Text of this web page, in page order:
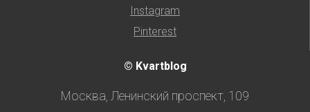
Instagram
Pinterest
© Kvartblog
Москва, Ленинский проспект, 109